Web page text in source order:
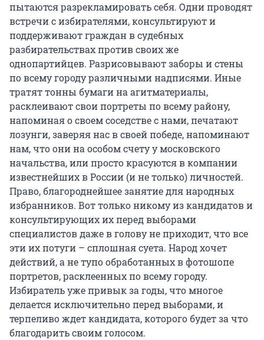
пытаются разрекламировать себя. Одни проводят
встречи с избирателями, консультируют и
поддерживают граждан в судебных
разбирательствах против своих же
однопартийцев. Разрисовывают заборы и стены
по всему городу различными надписями. Иные
тратят тонны бумаги на агитматериалы,
расклеивают свои портреты по всему району,
напоминая о своем соседстве с нами, печатают
лозунги, заверяя нас в своей победе, напоминают
нам, что они на особом счету у московского
начальства, или просто красуются в компании
известнейших в России (и не только) личностей.
Право, благороднейшее занятие для народных
избранников. Вот только никому из кандидатов и
консультирующих их перед выборами
специалистов даже в голову не приходит, что все
эти их потуги – сплошная суета. Народ хочет
действий, а не тупо обработанных в фотошопе
портретов, расклеенных по всему городу.
Избиратель уже привык за годы, что многое
делается исключительно перед выборами, и
терпеливо ждет кандидата, которого будет за что
благодарить своим голосом.